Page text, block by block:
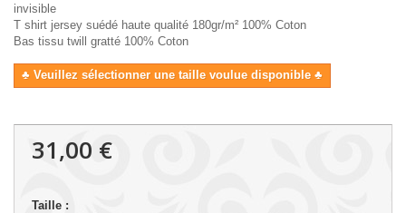
invisible
T shirt jersey suédé haute qualité 180gr/m² 100% Coton
Bas tissu twill gratté 100% Coton
♣ Veuillez sélectionner une taille voulue disponible ♣
31,00 €
Taille :